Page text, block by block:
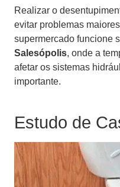
Realizar o
evitar problemas
supermercado funcione
Salesópolis, onde a
afetar os sistemas
importante.
Estudo de